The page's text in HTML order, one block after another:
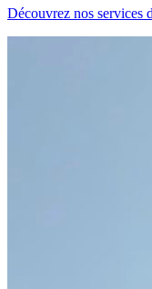
Découvrez nos services